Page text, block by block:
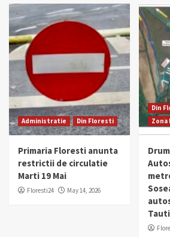
Administratie Din Floresti
Primaria Floresti anunta
restrictii de circulatie
Marti 19 Mai
Floresti24 May 14, 2026
Din